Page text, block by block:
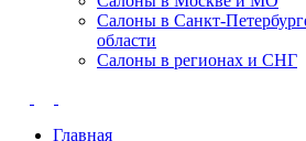
Салоны в Санкт-
области
Салоны в регионах и СНГ
Главная